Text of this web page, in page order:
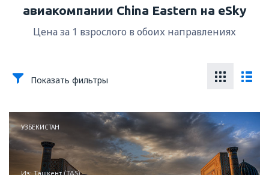
авиакомпании China Eastern на eSky
Цена за 1 взрослого в обоих направлениях
Показать фильтры
УЗБЕКИСТАН
из: Ташкент (TAS)